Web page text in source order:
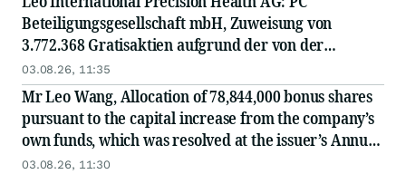
Beteiligungsgesellschaft mbH, Zuweisung von
3.772.368 Gratisaktien aufgrund der von der
Hauptversammlung der Emittentin am 12. Juni 2026
beschlossenen und am 28. Juli 2026 im
Handelsregister...
03.08.26, 11:35
Mr Leo Wang, Allocation of 78,844,000 bonus shares
pursuant to the capital increase from the company’s
own funds, which was resolved at the issuer’s Annual
General Meeting on 12 June 2026 and...
03.08.26, 11:30